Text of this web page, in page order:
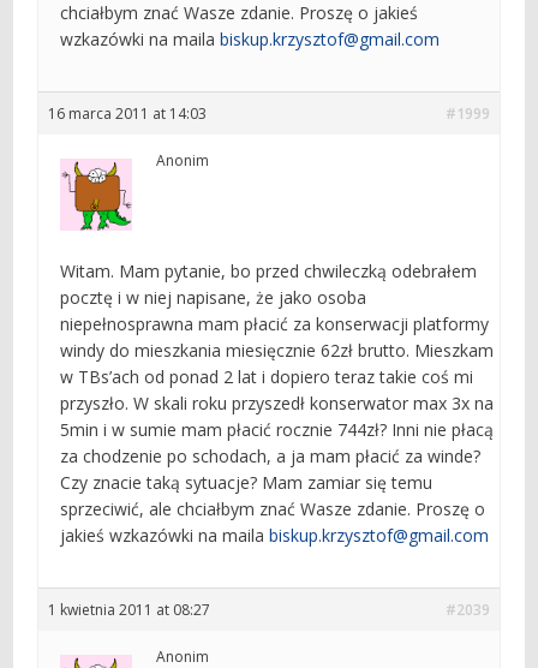
chciałbym znać Wasze zdanie. Proszę o jakieś
wzkazówki na mailabiskup.krzysztof@gmail.com
16 marca 2011 at 14:03 #1999
Anonim
Witam. Mam pytanie, bo przed chwileczką odebrałem
pocztę i w niej napisane, że jako osoba
niepełnosprawna mam płacić za konserwacji platformy
windy do mieszkania miesięcznie 62zł brutto. Mieszkam
w TBs’ach od ponad 2 lat i dopiero teraz takie coś mi
przyszło. W skali roku przyszedł konserwator max 3x na
5min i w sumie mam płacić rocznie 744zł? Inni nie płacą
za chodzenie po schodach, a ja mam płacić za winde?
Czy znacie taką sytuacje? Mam zamiar się temu
sprzeciwić, ale chciałbym znać Wasze zdanie. Proszę o
jakieś wzkazówki na mailabiskup.krzysztof@gmail.com
1 kwietnia 2011 at 08:27 #2039
Anonim